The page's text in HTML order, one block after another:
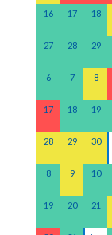
16 17 18
27 28 29
6 7 8
17 18 19
28 29 30
8 9 10
19 20 21